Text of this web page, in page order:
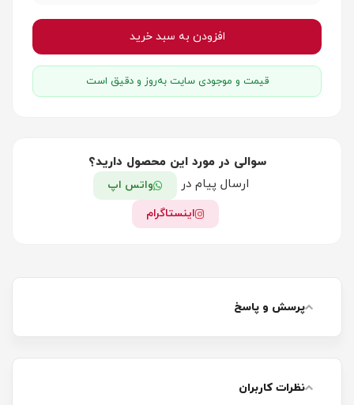
افزودن به سبد خرید
قیمت و موجودی سایت به‌روز و دقیق است
سوالی در مورد این محصول دارید؟
ارسال پیام در
واتس اپ
اینستاگرام
پرسش و پاسخ
نظرات کاربران